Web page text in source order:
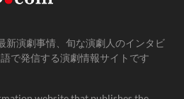
新演劇事情、旬な演劇人のインタビ
で発信する演劇情報サイトです